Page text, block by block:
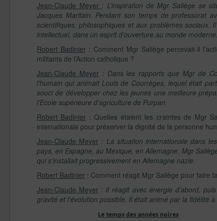
Jean-Claude Meyer :L’inspiration de Mgr Saliège se
Jacques Maritain. Pendant son temps de professorat
scientifiques, philosophiques et aux problèmes sociaux.
intellectuel, dans un esprit d’ouverture au monde
Robert Badinier: Comment Mgr Saliège percevait-il
militants de l’Action catholique ?
Jean-Claude Meyer: Dans les rapports que Mgr de
l’humain qui animait Louis de Courrèges, lequel était
souci de développer chez les jeunes une meilleure
l’Ecole supérieure d’agriculture de Purpan.
Robert Badinier : Quelles étaient les craintes de Mgr
internationale pour préserver la dignité de la personne
Jean-Claude Meyer : La situation internationale dans
pays, en Espagne, au Mexique, en Allemagne. Mgr
qui s’installait progressivement en Allemagne nazie.
Robert Badinier : Comment réagit Mgr Saliège pour faire
Jean-Claude Meyer: Il réagit avec énergie d’abord,
gravité et l’évolution possible. Il était animé par la fidélité
Le temps des années noires